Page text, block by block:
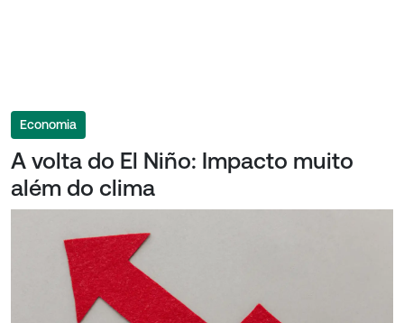
Economia
A volta do El Niño: Impacto muito
além do clima